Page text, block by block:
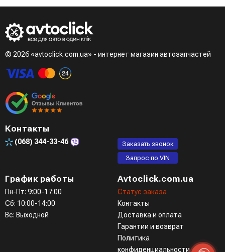
© 2026 «avtoclick.com.ua» - интернет магазин автозапчастей
Контакты
(068) 344-33-46
Заказать звонок
Запрос по VIN
График работы
Пн-Пт: 9:00-17:00
Сб: 10:00-14:00
Вс: Выходной
Avtoclick.com.ua
Статус заказа
Контакты
Доставка и оплата
Гарантии и возврат
Политика
конфиденциальности